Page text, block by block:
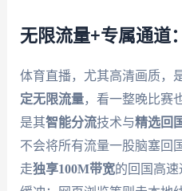
无限流量+专属通道
体育直播，尤其高清画质，
定无限流量，看一整晚比赛
是其智能分流技术与精选回
不会将所有流量一股脑塞回
走独享100M带宽的回国高